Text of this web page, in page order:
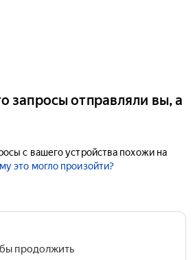
запросы отправляли вы, а
с вашего устройства похожи на
это могло произойти?
продолжить